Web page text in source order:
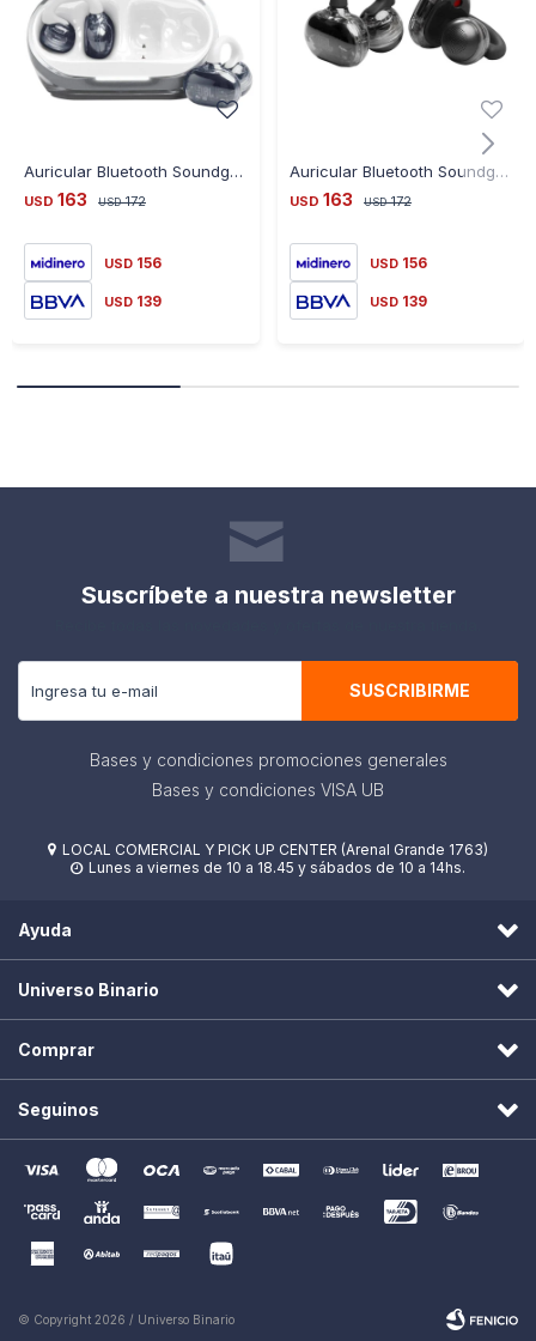
Auricular Bluetooth Soundgear Clips Open Ear - Blanco - JBLS - BLANCO
USD 163 USD 172
USD 156
USD 139
Auricular Bluetooth Soundgear Clips Open Ear - Negro - JBLSN - NEGRO
USD 163 USD 172
USD 156
USD 139
Suscríbete a nuestra newsletter
SUSCRIBIRME
Bases y condiciones promociones generales
Bases y condiciones VISA UB
 LOCAL COMERCIAL Y PICK UP CENTER (Arenal Grande 1763)
 Lunes a viernes de 10 a 18.45 y sábados de 10 a 14hs.
Ayuda
Universo Binario
Comprar
Seguinos
© Copyright 2026 / Universo Binario